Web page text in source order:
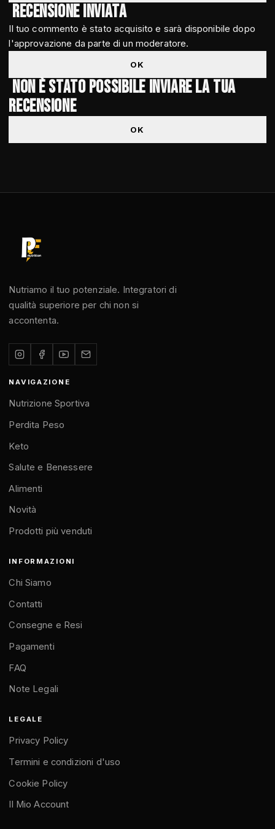
Recensione inviata
Il tuo commento è stato acquisito e sarà disponibile dopo
l'approvazione da parte di un moderatore.
OK
Non è stato possibile inviare la tua
recensione
OK
Nutriamo il tuo potenziale. Integratori di
qualità superiore per chi non si
accontenta.
NAVIGAZIONE
Nutrizione Sportiva
Perdita Peso
Keto
Salute e Benessere
Alimenti
Novità
Prodotti più venduti
INFORMAZIONI
Chi Siamo
Contatti
Consegne e Resi
Pagamenti
FAQ
Note Legali
LEGALE
Privacy Policy
Termini e condizioni d'uso
Cookie Policy
Il Mio Account